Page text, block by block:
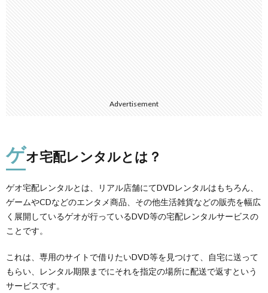
Advertisement
ゲオ宅配レンタルとは？
ゲオ宅配レンタルとは、リアル店舗にてDVDレンタルはもちろん、
ゲームやCDなどのエンタメ商品、その他生活雑貨などの販売を幅広
く展開しているゲオが行っているDVD等の宅配レンタルサービスの
ことです。
これは、専用のサイトで借りたいDVD等を見つけて、自宅に送って
もらい、レンタル期限までにそれを指定の場所に配送で返すという
サービスです。